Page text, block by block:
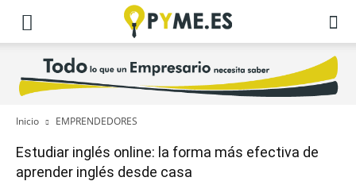
Inicio EMPRENDEDORES
Estudiar inglés online: la forma más efectiva de
aprender inglés desde casa